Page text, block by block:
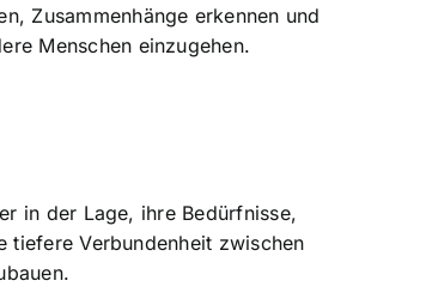
Zusammenhänge erkennen und
Menschen einzugehen.
in der Lage, ihre Bedürfnisse,
tiefere Verbundenheit zwischen